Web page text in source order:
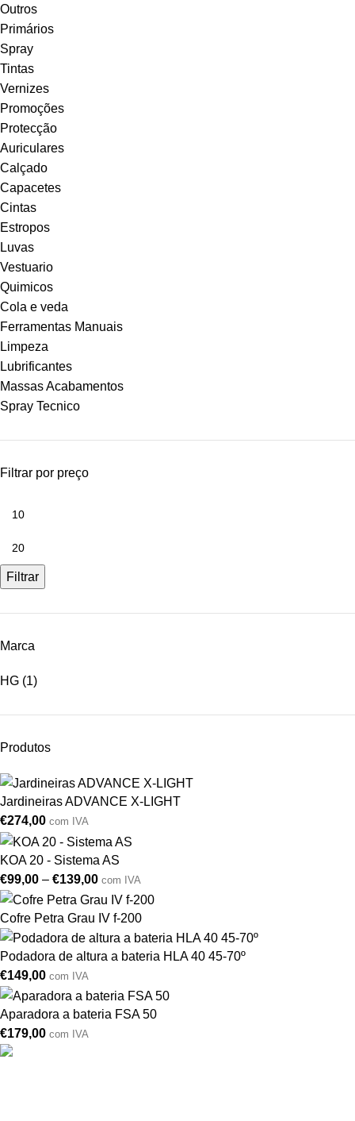
Outros
Primários
Spray
Tintas
Vernizes
Promoções
Protecção
Auriculares
Calçado
Capacetes
Cintas
Estropos
Luvas
Vestuario
Quimicos
Cola e veda
Ferramentas Manuais
Limpeza
Lubrificantes
Massas Acabamentos
Spray Tecnico
Filtrar por preço
Filtrar
Marca
HG (1)
Produtos
Jardineiras ADVANCE X-LIGHT
€274,00 com IVA
KOA 20 - Sistema AS
€99,00 – €139,00 com IVA
Cofre Petra Grau IV f-200
Podadora de altura a bateria HLA 40 45-70º
€149,00 com IVA
Aparadora a bateria FSA 50
€179,00 com IVA